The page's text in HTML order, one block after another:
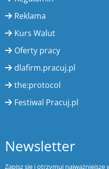
Reklama
Kurs Walut
Oferty pracy
dlafirm.pracuj.pl
the:protocol
Festiwal Pracuj.pl
Newsletter
Zapisz się i otrzymuj